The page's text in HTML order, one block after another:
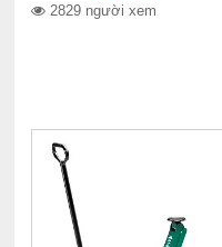
2829 người xem